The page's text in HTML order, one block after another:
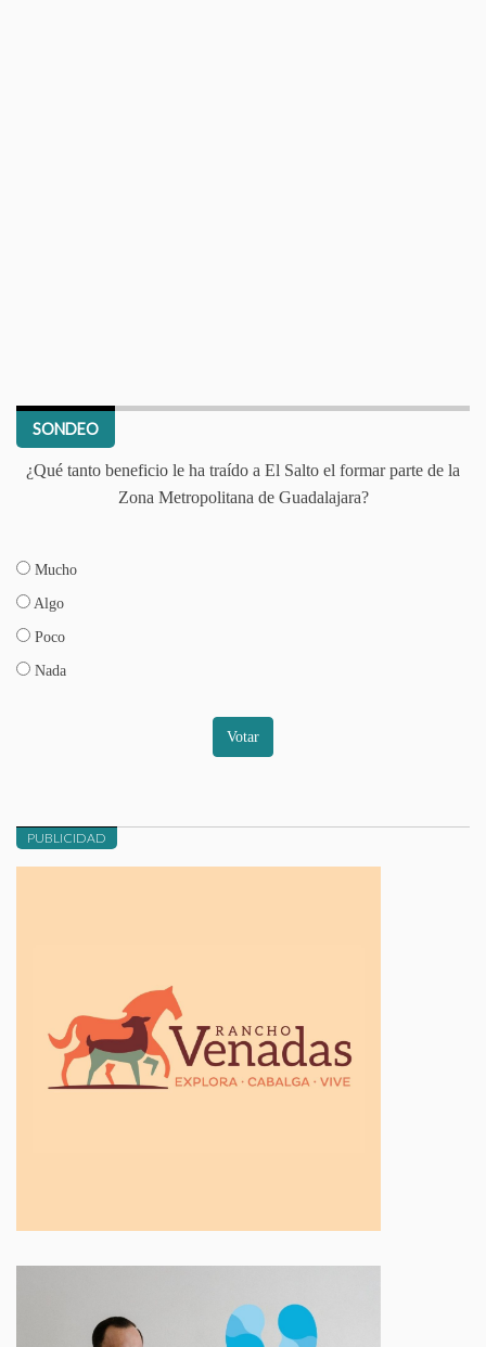
SONDEO
¿Qué tanto beneficio le ha traído a El Salto el formar parte de la
Zona Metropolitana de Guadalajara?
Mucho
Algo
Poco
Nada
Votar
PUBLICIDAD